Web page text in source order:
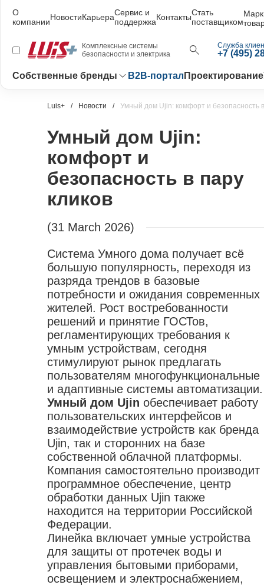
О
компанииНовостиКарьераСервис и
поддержкаКонтактыСтать
поставщиком
Комплексные системы
безопасности и электрика
Служба
+7 (495)
Собственные бренды B2B-портал Проектирование
Luis+ Новости Умный дом Ujin: комфорт и безопасность
Умный дом Ujin:
комфорт и
безопасность в пару
кликов
(31 March 2026)
Система Умного дома получает всё
большую популярность, переходя из
разряда трендов в базовые
потребности и ожидания современных
жителей. Рост востребованности
решений и принятие ГОСТов,
регламентирующих требования к
умным устройствам, сегодня
стимулируют рынок предлагать
пользователям многофункциональные
и адаптивные системы автоматизации.
Умный дом Ujin обеспечивает работу
пользовательских интерфейсов и
взаимодействие устройств как бренда
Ujin, так и сторонних на базе
собственной облачной платформы.
Компания самостоятельно производит
программное обеспечение, центр
обработки данных Ujin также
находится на территории Российской
Федерации.
Линейка включает умные устройства
для защиты от протечек воды и
управления бытовыми приборами,
освещением и электроснабжением,